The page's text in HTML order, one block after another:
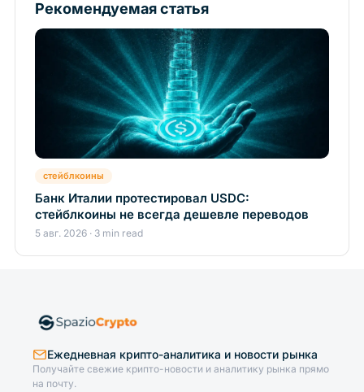
Рекомендуемая статья
стейблкоины
Банк Италии протестировал USDC:
стейблкоины не всегда дешевле переводов
5 авг. 2026 · 3 min read
Ежедневная крипто-аналитика и новости рынка
Получайте свежие крипто-новости и аналитику рынка прямо
на почту.